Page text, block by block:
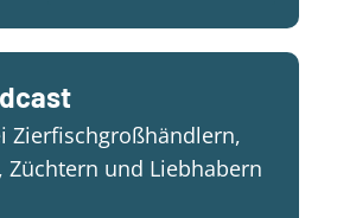
Zierfischgroßhändlern,
Züchtern und Liebhabern